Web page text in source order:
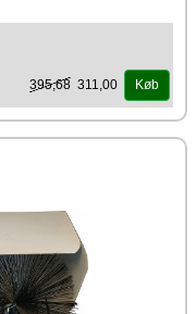
395,68 311,00 Køb